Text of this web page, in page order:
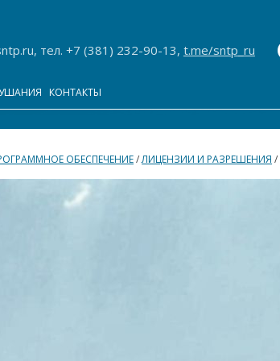
тел. +7 (381) 232-90-13, t.me/sntp_ru
КОНТАКТЫ
ОБЕСПЕЧЕНИЕ/ЛИЦЕНЗИИ И РАЗРЕШЕНИЯ /